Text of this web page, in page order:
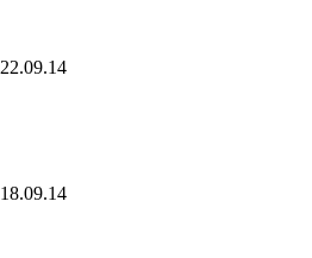
22.09.14
18.09.14